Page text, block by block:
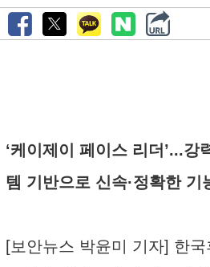
‘케이제이 페이스 리더’...강
템 기반으로 신속·정확한 기
[보안뉴스 박윤미 기자] 한국